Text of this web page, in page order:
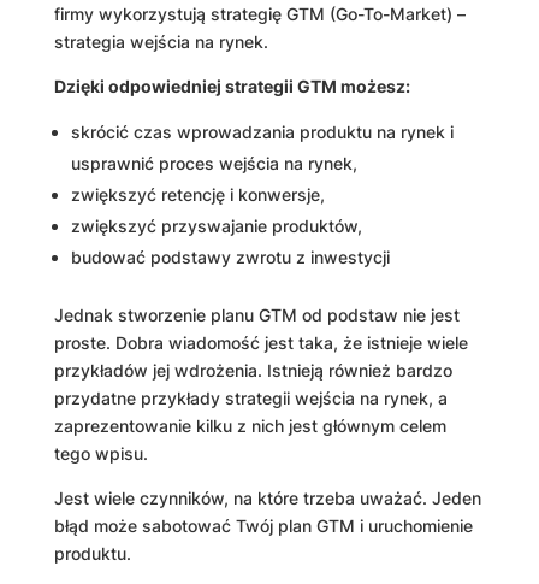
firmy wykorzystują strategię GTM (Go-To-Market) –
strategia wejścia na rynek.
Dzięki odpowiedniej strategii GTM możesz:
skrócić czas wprowadzania produktu na rynek i
usprawnić proces wejścia na rynek,
zwiększyć retencję i konwersje,
zwiększyć przyswajanie produktów,
budować podstawy zwrotu z inwestycji
Jednak stworzenie planu GTM od podstaw nie jest
proste. Dobra wiadomość jest taka, że ​​istnieje wiele
przykładów jej wdrożenia. Istnieją również bardzo
przydatne przykłady strategii wejścia na rynek, a
zaprezentowanie kilku z nich jest głównym celem
tego wpisu.
Jest wiele czynników, na które trzeba uważać. Jeden
błąd może sabotować Twój plan GTM i uruchomienie
produktu.